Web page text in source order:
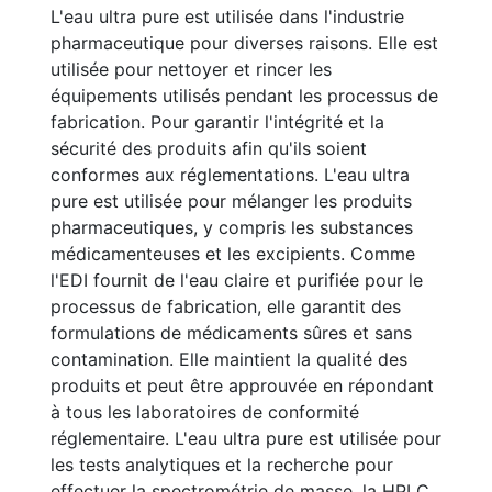
L'eau ultra pure est utilisée dans l'industrie
pharmaceutique pour diverses raisons. Elle est
utilisée pour nettoyer et rincer les
équipements utilisés pendant les processus de
fabrication. Pour garantir l'intégrité et la
sécurité des produits afin qu'ils soient
conformes aux réglementations. L'eau ultra
pure est utilisée pour mélanger les produits
pharmaceutiques, y compris les substances
médicamenteuses et les excipients. Comme
l'EDI fournit de l'eau claire et purifiée pour le
processus de fabrication, elle garantit des
formulations de médicaments sûres et sans
contamination. Elle maintient la qualité des
produits et peut être approuvée en répondant
à tous les laboratoires de conformité
réglementaire. L'eau ultra pure est utilisée pour
les tests analytiques et la recherche pour